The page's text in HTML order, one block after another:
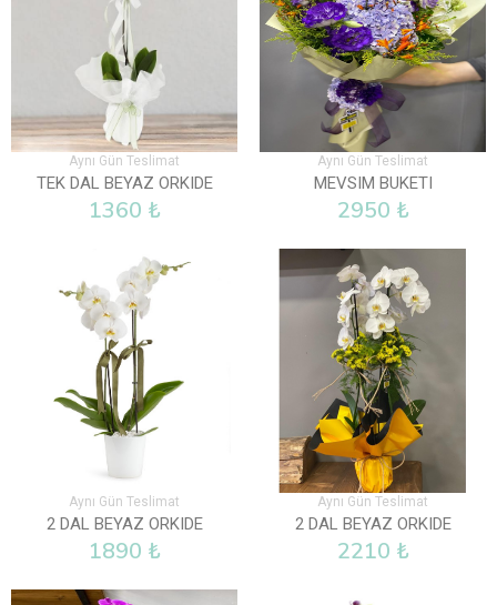
Aynı Gün Teslimat
TEK DAL BEYAZ ORKIDE
1360 ₺
Aynı Gün Teslimat
MEVSIM BUKETI
2950 ₺
Aynı Gün Teslimat
2 DAL BEYAZ ORKIDE
1890 ₺
Aynı Gün Teslimat
2 DAL BEYAZ ORKIDE
2210 ₺